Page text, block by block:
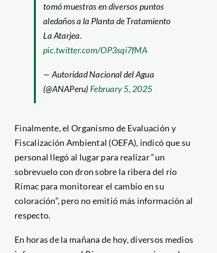
tomó muestras en diversos puntos
aledaños a la Planta de Tratamiento
La Atarjea.
pic.twitter.com/OP3sqi7fMA
— Autoridad Nacional del Agua
(@ANAPeru) February 5, 2025
Finalmente, el Organismo de Evaluación y
Fiscalización Ambiental (OEFA), indicó que su
personal llegó al lugar para realizar “un
sobrevuelo con dron sobre la ribera del río
Rímac para monitorear el cambio en su
coloración”, pero no emitió más información al
respecto.
En horas de la mañana de hoy, diversos medios